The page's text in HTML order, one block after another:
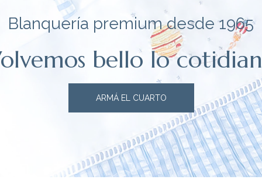
Blanquería premium desde 1965
bello lo
ARMÁ EL CUARTO